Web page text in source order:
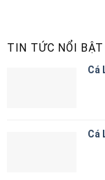
TIN TỨC NỔI BẬT
Cá
Cá